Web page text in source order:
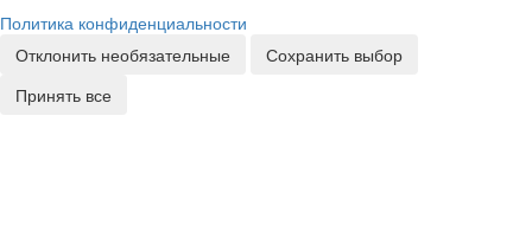
Политика конфиденциальности
Отклонить необязательные
Сохранить выбор
Принять все